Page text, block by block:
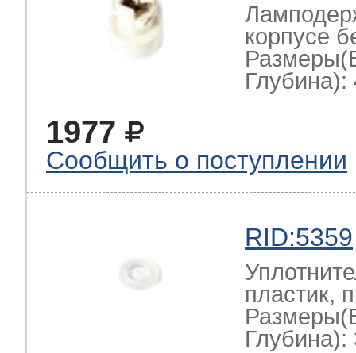
корпусе
Глубина):
1977
Сообщить о поступлении
RID:5359
пластик,
Глубина):